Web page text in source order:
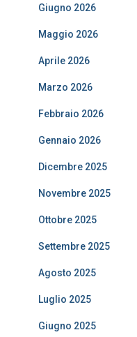
Giugno 2026
Maggio 2026
Aprile 2026
Marzo 2026
Febbraio 2026
Gennaio 2026
Dicembre 2025
Novembre 2025
Ottobre 2025
Settembre 2025
Agosto 2025
Luglio 2025
Giugno 2025